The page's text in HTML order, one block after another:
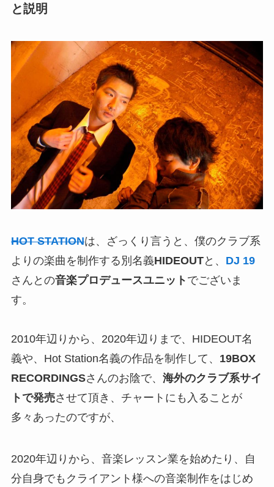
と説明
HOT STATIONは、ざっくり言うと、僕のクラブ系
よりの楽曲を制作する別名義HIDEOUTと、 DJ 19
さんとの音楽プロデュースユニット でございま
す。
2010年辺りから、2020年辺りまで、HIDEOUT名
義や、Hot Station名義の作品を制作して、 19BOX
RECORDINGSさんのお陰で、 海外のクラブ系サイ
トで発売させて頂き、チャートにも入ることが
多々あったのですが、
2020年辺りから、音楽レッスン業を始めたり、自
分自身でもクライアント様への音楽制作をはじめ